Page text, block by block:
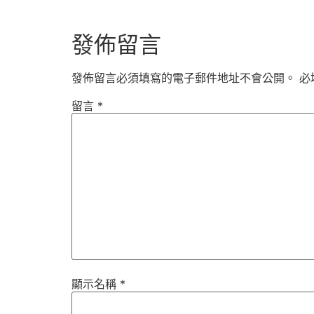
發佈留言
發佈留言必須填寫的電子郵件地址不會公開。 必
留言 *
顯示名稱 *